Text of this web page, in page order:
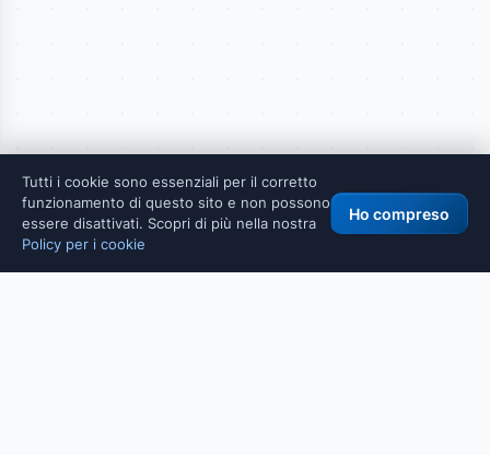
Tutti i cookie sono essenziali per il corretto
funzionamento di questo sito e non possono
essere disattivati. Scopri di più nella nostra
Policy per i cookie
Ho compreso